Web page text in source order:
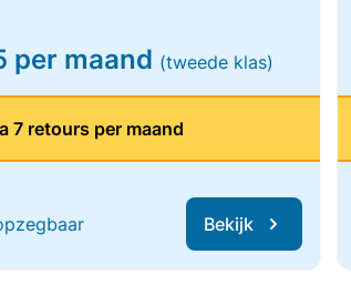
per maand (tweede klas)
7 retours per maand
Bekijk